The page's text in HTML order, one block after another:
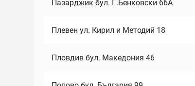
Пазарджик бул. Г.Бенковски 66А
Плевен ул. Кирил и Методий 18
Пловдив бул. Македония 46